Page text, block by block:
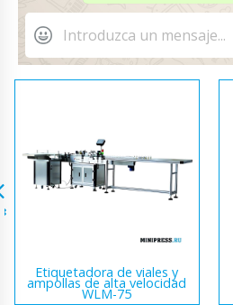
Etiquetadora de viales y
ampollas de alta velocidad
WLM-75